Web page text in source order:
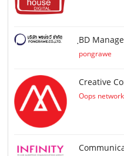
BD
pongrawe
Creative
Oops